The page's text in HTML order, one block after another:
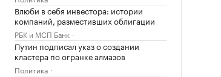
Влюби в себя инвестора: истории
компаний, разместивших облигации
РБК и МСП Банк
Путин подписал указ о создании
кластера по огранке алмазов
Политика